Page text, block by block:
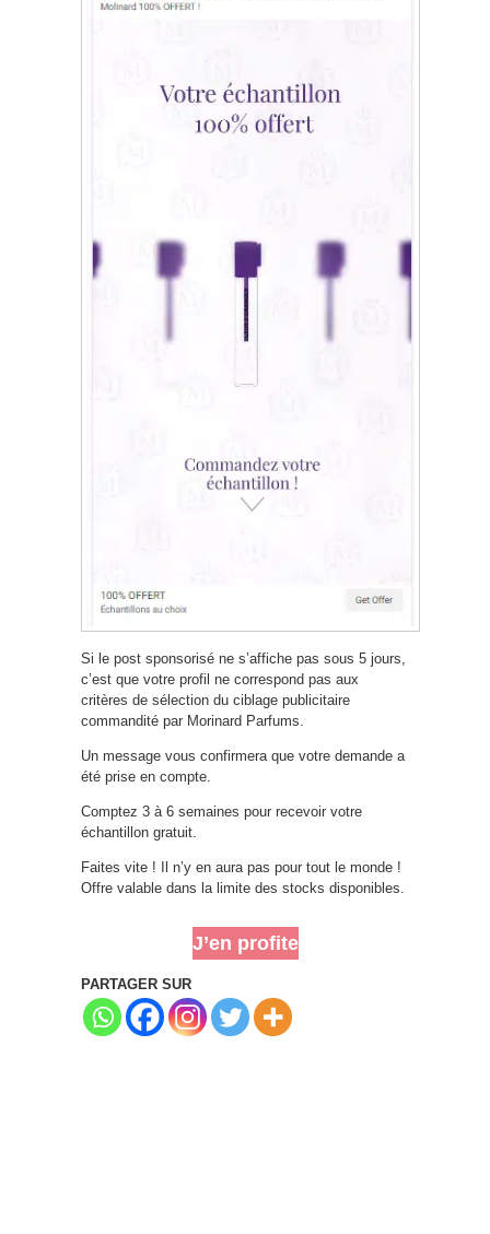
Si le post sponsorisé ne s’affiche pas sous 5 jours,
c’est que votre profil ne correspond pas aux
critères de sélection du ciblage publicitaire
commandité par Morinard Parfums.
Un message vous confirmera que votre demande a
été prise en compte.
Comptez 3 à 6 semaines pour recevoir votre
échantillon gratuit.
Faites vite ! Il n’y en aura pas pour tout le monde !
Offre valable dans la limite des stocks disponibles.
J’en profite
PARTAGER SUR